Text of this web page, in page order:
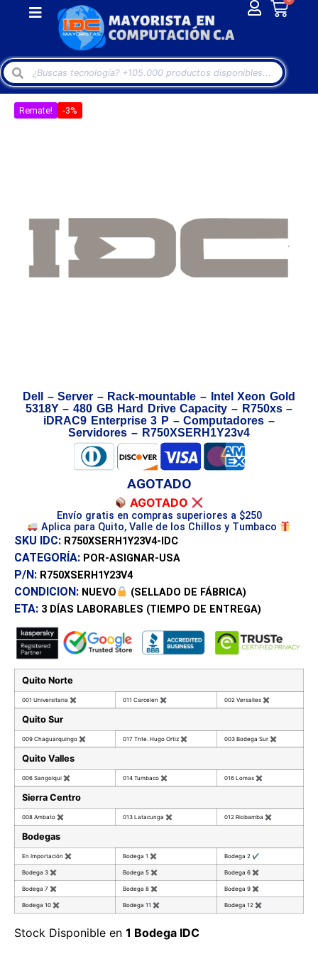
Remate! -3%
Dell – Server – Rack-mountable – Intel Xeon Gold
5318Y – 480 GB Hard Drive Capacity – R750xs –
iDRAC9 Enterprise 3 P – Computadores –
Servidores – R750XSERH1Y23v4
AGOTADO
AGOTADO
Envío gratis en compras superiores a $250
Aplica para Quito, Valle de los Chillos y Tumbaco
SKU IDC: R750XSERH1Y23V4-IDC
CATEGORÍA: POR-ASIGNAR-USA
P/N: R750XSERH1Y23V4
CONDICION: NUEVO (SELLADO DE FÁBRICA)
ETA: 3 DÍAS LABORABLES (TIEMPO DE ENTREGA)
Quito Norte
001 Universitaria ✖ 011 Carcelen ✖ 002 Versalles ✖
Quito Sur
009 Chaguarquingo ✖ 017 Tnte. Hugo Ortiz ✖ 003 Bodega Sur ✖
Quito Valles
006 Sangolqui ✖ 014 Tumbaco ✖ 016 Lomas ✖
Sierra Centro
008 Ambato ✖ 013 Latacunga ✖ 012 Riobamba ✖
Bodegas
En Importación ✖ Bodega 1 ✖ Bodega 2 ✔
Bodega 3 ✖ Bodega 5 ✖ Bodega 6 ✖
Bodega 7 ✖ Bodega 8 ✖ Bodega 9 ✖
Bodega 10 ✖ Bodega 11 ✖ Bodega 12 ✖
Stock Disponible en 1 Bodega IDC